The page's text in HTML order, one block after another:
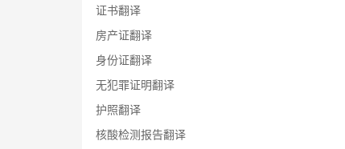
证书翻译
房产证翻译
身份证翻译
无犯罪证明翻译
护照翻译
核酸检测报告翻译